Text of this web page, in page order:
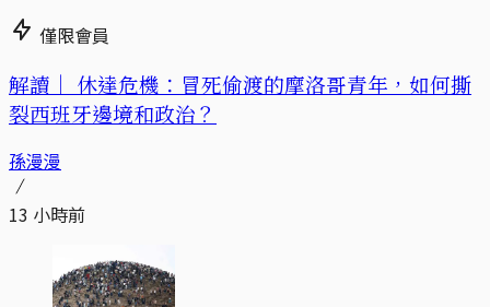
僅限會員
解讀｜ 休達危機：冒死偷渡的摩洛哥青年，如何撕
裂西班牙邊境和政治？
孫漫漫
13 小時前